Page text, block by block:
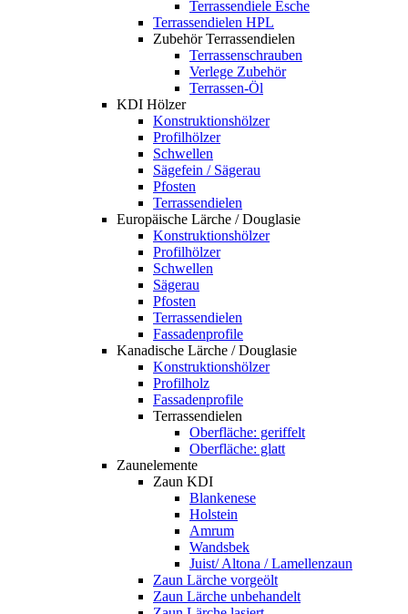
Terrassendiele Esche
Terrassendielen HPL
Zubehör Terrassendielen
Terrassenschrauben
Verlege Zubehör
Terrassen-Öl
KDI Hölzer
Konstruktionshölzer
Profilhölzer
Schwellen
Sägefein / Sägerau
Pfosten
Terrassendielen
Europäische Lärche / Douglasie
Konstruktionshölzer
Profilhölzer
Schwellen
Sägerau
Pfosten
Terrassendielen
Fassadenprofile
Kanadische Lärche / Douglasie
Konstruktionshölzer
Profilholz
Fassadenprofile
Terrassendielen
Oberfläche: geriffelt
Oberfläche: glatt
Zaunelemente
Zaun KDI
Blankenese
Holstein
Amrum
Wandsbek
Juist/ Altona / Lamellenzaun
Zaun Lärche vorgeölt
Zaun Lärche unbehandelt